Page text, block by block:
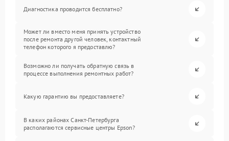
Диагностика проводится бесплатно?
Может ли вместо меня принять устройство
после ремонта другой человек, контактный
телефон которого я предоставлю?
Возможно ли получать обратную связь в
процессе выполнения ремонтных работ?
Какую гарантию вы предоставляете?
В каких районах Санкт-Петербурга
располагаются сервисные центры Epson?